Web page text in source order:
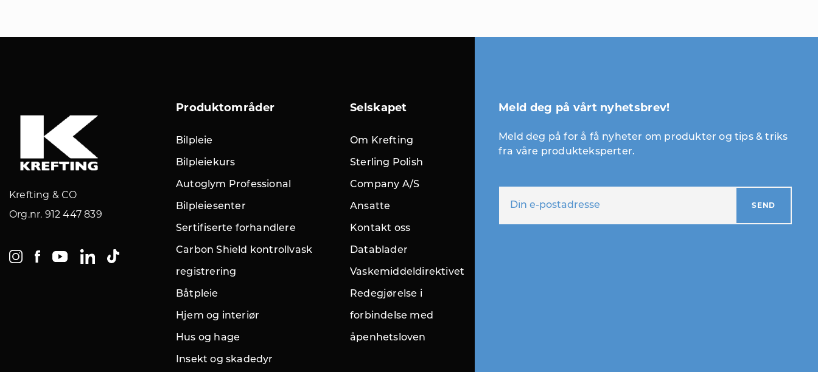
Krefting & CO
Org.nr. 912 447 839
Produktområder
Bilpleie
Bilpleiekurs
Autoglym Professional
Bilpleiesenter
Sertifiserte forhandlere
Carbon Shield kontrollvask
registrering
Båtpleie
Hjem og interiør
Hus og hage
Insekt og skadedyr
Selskapet
Om Krefting
Sterling Polish
Company A/S
Ansatte
Kontakt oss
Datablader
Vaskemiddeldirektivet
Redegjørelse i
forbindelse med
åpenhetsloven
Meld deg på vårt nyhetsbrev!
Meld deg på for å få nyheter om produkter og tips & triks
fra våre produkteksperter.